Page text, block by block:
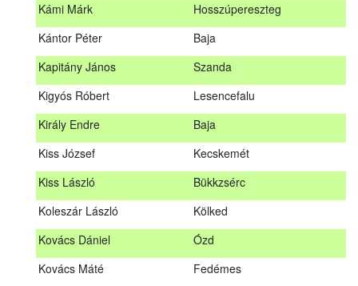
Kámi Márk
Hosszúpereszteg
Kántor Péter
Baja
Kapitány János
Szanda
Kigyós Róbert
Lesencefalu
Király Endre
Baja
Kiss József
Kecskemét
Kiss László
Bükkzsérc
Koleszár László
Kölked
Kovács Dániel
Ózd
Kovács Máté
Fedémes
Szendrő
Veresegyház
Juhász Milán
Kámi Márk
Kántor Péter
Baja